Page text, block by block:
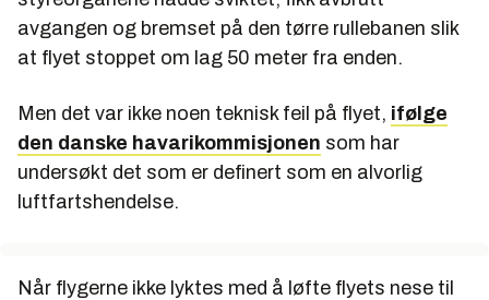
avgangen og bremset på den tørre rullebanen slik
at flyet stoppet om lag 50 meter fra enden.
Men det var ikke noen teknisk feil på flyet, ifølge
den danske havarikommisjonen som har
undersøkt det som er definert som en alvorlig
luftfartshendelse.
Når flygerne ikke lyktes med å løfte flyets nese til